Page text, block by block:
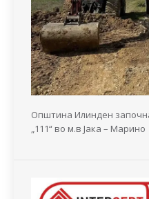
Општина Илинден
„111“ во м.в Јака – Марино